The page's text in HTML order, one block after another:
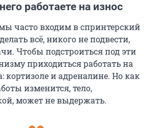
работаете на износ
часто входим в спринтерский
всё, никого не подвести,
Чтобы подстроиться под эти
приходиться работать на
кортизоле и адреналине. Но как
изменится, тело,
может не выдержать.